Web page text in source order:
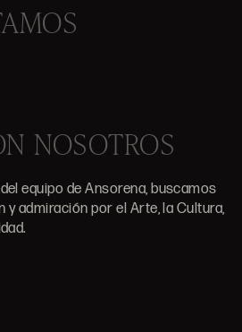
NOSOTROS
equipo de Ansorena, buscamos
y admiración por el Arte, la Cultura,